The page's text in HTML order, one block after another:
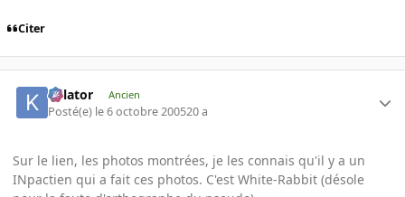
Citer
Killator Ancien
Posté(e) le 6 octobre 200520 a
Sur le lien, les photos montrées, je les connais qu'il y a un
INpactien qui a fait ces photos. C'est White-Rabbit (désole